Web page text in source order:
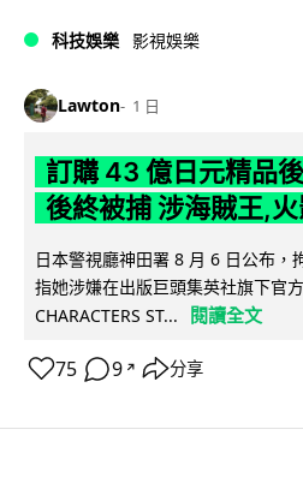
科技娛樂 影視娛樂
Lawton 1 日
訂購 43 億日元精品
後終被捕 涉海賊王,
日本警視廳神田署 8 月 6 日公布，
指她涉嫌在出版巨頭集英社旗下官
CHARACTERS ST...
閱讀全文
75 9 ↗ 分享